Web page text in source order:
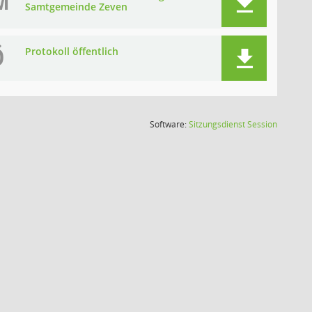
Samtgemeinde Zeven
Protokoll öffentlich
Software:SitzungsdienstSession(Wird in